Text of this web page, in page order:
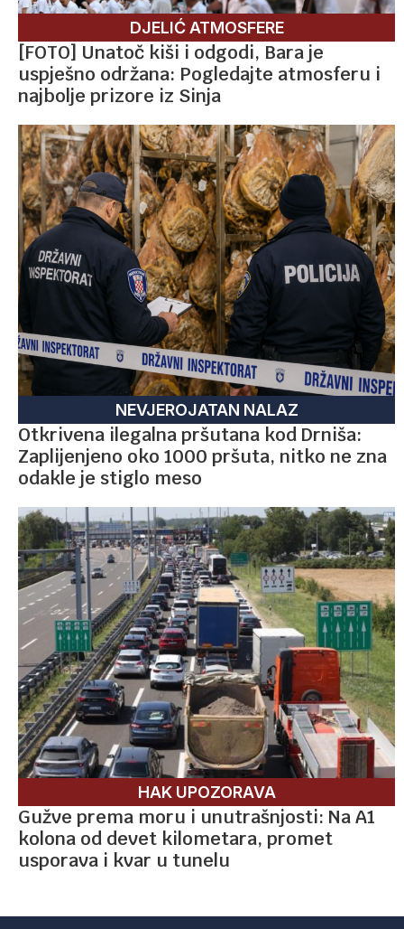
DJELIĆ ATMOSFERE
[FOTO] Unatoč kiši i odgodi, Bara je
uspješno održana: Pogledajte atmosferu i
najbolje prizore iz Sinja
NEVJEROJATAN NALAZ
Otkrivena ilegalna pršutana kod Drniša:
Zaplijenjeno oko 1000 pršuta, nitko ne zna
odakle je stiglo meso
HAK UPOZORAVA
Gužve prema moru i unutrašnjosti: Na A1
kolona od devet kilometara, promet
usporava i kvar u tunelu